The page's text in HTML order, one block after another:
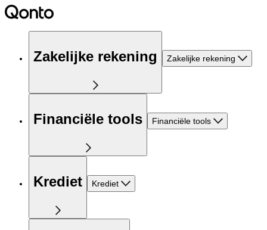
Zakelijke rekening Zakelijke rekening
Financiële tools Financiële tools
Krediet Krediet